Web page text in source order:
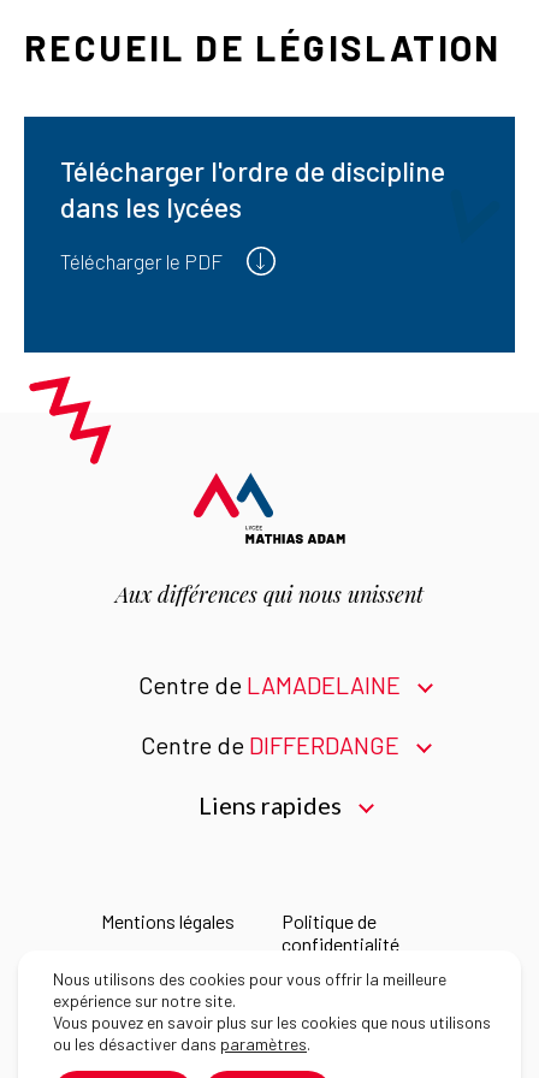
RECUEIL DE LÉGISLATION
Télécharger l'ordre de discipline
dans les lycées
Télécharger le PDF
Aux différences qui nous unissent
Centre de LAMADELAINE
Centre de DIFFERDANGE
Liens rapides
Mentions légales
Politique de
confidentialité
Déclaration
d’accessibilité
Nous utilisons des cookies pour vous offrir la meilleure
expérience sur notre site.
Vous pouvez en savoir plus sur les cookies que nous utilisons
ou les désactiver dans paramètres.